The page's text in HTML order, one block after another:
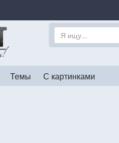
Темы С картинками